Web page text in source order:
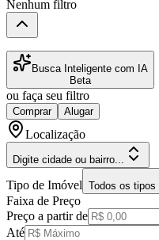
Nenhum filtro
Busca Inteligente com IA
Beta
ou faça seu filtro
Comprar Alugar
Localização
Digite cidade ou bairro...
Tipo de Imóvel Todos os tipos
Faixa de Preço
Preço a partir de
Até